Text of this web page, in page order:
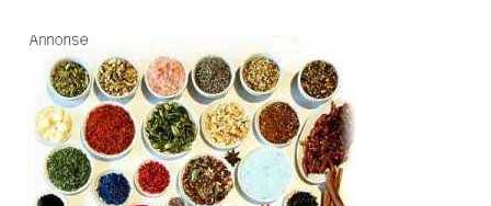
Rosépepper
Salvie
Sar (bønneurt)
Selleriblader